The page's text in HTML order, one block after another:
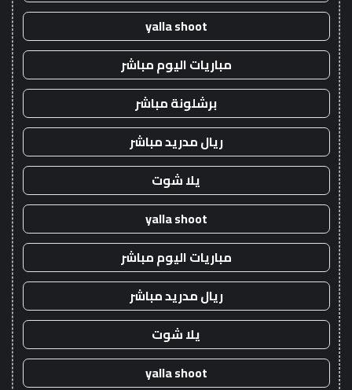
yalla shoot
مباريات اليوم مباشر
برشلونة مباشر
ريال مدريد مباشر
يلا شوت
yalla shoot
مباريات اليوم مباشر
ريال مدريد مباشر
يلا شوت
yalla shoot